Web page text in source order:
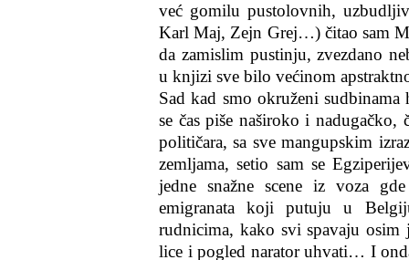
već gomilu pustolovnih,
Karl Maj, Zejn Grej…) čitao sam
da zamislim pustinju, zvezdano
u knjizi sve bilo većinom
Sad kad smo okruženi
se čas piše naširoko i nadugačko,
političara, sa sve mangupskim
zemljama, setio sam se
jedne snažne scene iz voza
emigranata koji putuju u
rudnicima, kako svi spavaju osim
lice i pogled narator uhvati… I